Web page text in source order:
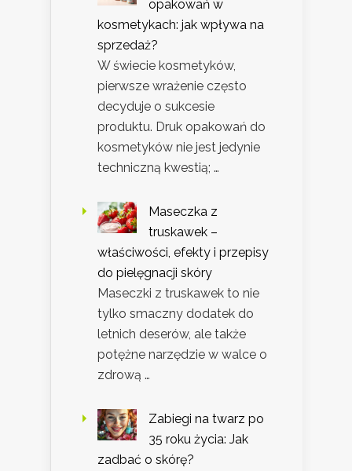
opakowań w
kosmetykach: jak wpływa na
sprzedaż?
W świecie kosmetyków,
pierwsze wrażenie często
decyduje o sukcesie
produktu. Druk opakowań do
kosmetyków nie jest jedynie
techniczną kwestią; …
Maseczka z
truskawek –
właściwości, efekty i przepisy
do pielęgnacji skóry
Maseczki z truskawek to nie
tylko smaczny dodatek do
letnich deserów, ale także
potężne narzędzie w walce o
zdrową …
Zabiegi na twarz po
35 roku życia: Jak
zadbać o skórę?